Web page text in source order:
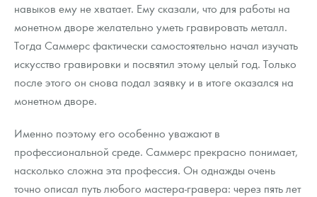
навыков ему не хватает. Ему сказали, что для работы на
монетном дворе желательно уметь гравировать металл.
Тогда Саммерс фактически самостоятельно начал изучать
искусство гравировки и посвятил этому целый год. Только
после этого он снова подал заявку и в итоге оказался на
монетном дворе.
Именно поэтому его особенно уважают в
профессиональной среде. Саммерс прекрасно понимает,
насколько сложна эта профессия. Он однажды очень
точно описал путь любого мастера-гравера: через пять лет